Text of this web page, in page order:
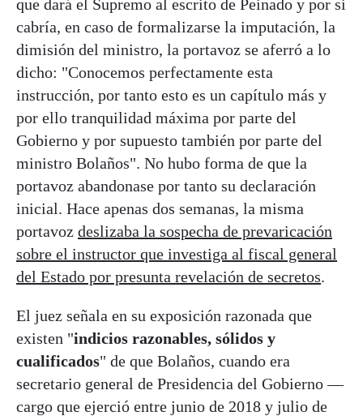
que dará el Supremo al escrito de Peinado y por si
cabría, en caso de formalizarse la imputación, la
dimisión del ministro, la portavoz se aferró a lo
dicho: "Conocemos perfectamente esta
instrucción, por tanto esto es un capítulo más y
por ello tranquilidad máxima por parte del
Gobierno y por supuesto también por parte del
ministro Bolaños". No hubo forma de que la
portavoz abandonase por tanto su declaración
inicial. Hace apenas dos semanas, la misma
portavoz deslizaba la sospecha de prevaricación
sobre el instructor que investiga al fiscal general
del Estado por presunta revelación de secretos.
El juez señala en su exposición razonada que
existen "indicios razonables, sólidos y
cualificados" de que Bolaños, cuando era
secretario general de Presidencia del Gobierno —
cargo que ejerció entre junio de 2018 y julio de